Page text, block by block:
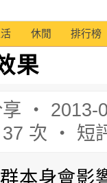
休閒 排行榜
果
享 ‧ 2013-
37 次 ‧ 短
本身會影